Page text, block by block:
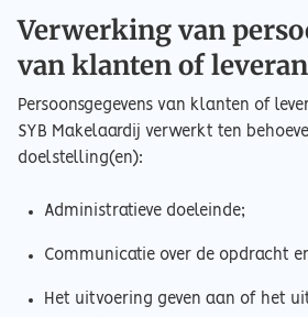
Verwerking van
van klanten of
Persoonsgegevens van klanten of
SYB Makelaardij verwerkt ten
doelstelling(en):
Administratieve doeleinde;
Communicatie over de opdracht
Het uitvoering geven aan of het